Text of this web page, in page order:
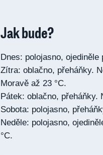
Jak bude?
Dnes: polojasno,
Zítra: oblačno, přeháňky.
Moravě až 23 °C.
Pátek: oblačno, přeháňky.
Sobota: polojasno,
Neděle: polojasno,
°C.